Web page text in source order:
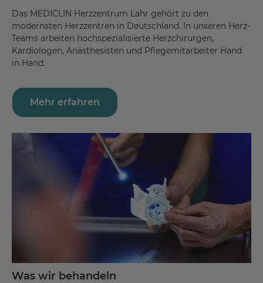
Das MEDICLIN Herzzentrum Lahr gehört zu den
modernsten Herzzentren in Deutschland. In unseren Herz-
Teams arbeiten hochspezialisierte Herzchirurgen,
Kardiologen, Anästhesisten und Pflegemitarbeiter Hand
in Hand.
Mehr erfahren
Was wir behandeln